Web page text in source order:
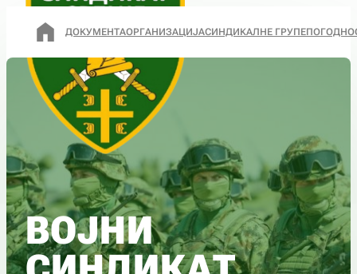
ДОКУМЕНТАОРГАНИЗАЦИЈАСИНДИКАЛНЕ ГРУПЕ
ВОЈНИ